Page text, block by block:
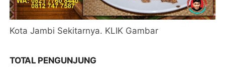
Kota Jambi Sekitarnya. KLIK Gambar
TOTAL PENGUNJUNG